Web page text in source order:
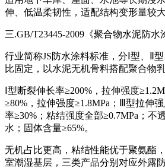
伸、低温柔韧性，适配结构变形量较大
三.GB/T23445-2009《聚合物水泥防水
行业简称JS防水涂料标准，分Ⅰ型、Ⅱ
比固定，以水泥无机骨料搭配聚合物乳
Ⅰ型断裂伸长率≥200%，拉伸强度
≥80%，拉伸强度≥1.8MPa；Ⅲ型拉伸
率≥30%；粘结强度全部≥0.7MPa；不
水；固体含量≥65%。
无机占比更高，粘结性能优于聚氨酯
室潮湿基层，三类产品分别对应外露